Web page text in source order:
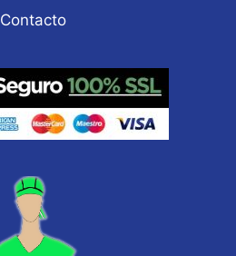
Contacto